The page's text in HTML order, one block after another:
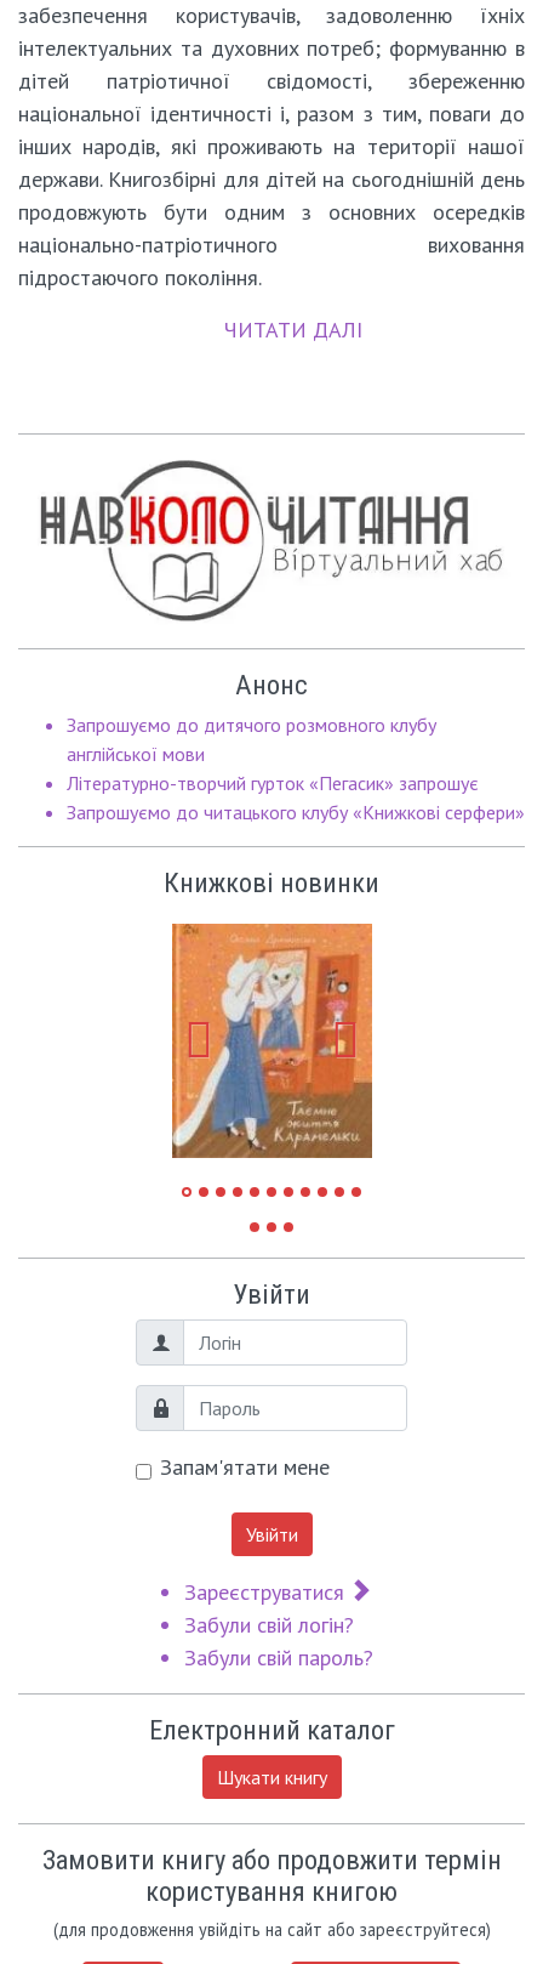
забезпечення користувачів, задоволенню їхніх
інтелектуальних та духовних потреб; формуванню в
дітей патріотичної свідомості, збереженню
національної ідентичності і, разом з тим, поваги до
інших народів, які проживають на території нашої
держави. Книгозбірні для дітей на сьогоднішній день
продовжують бути одним з основних осередків
національно-патріотичного виховання
підростаючого покоління.
ЧИТАТИ ДАЛІ
Анонс
Запрошуємо до дитячого розмовного клубу
англійської мови
Літературно-творчий гурток «Пегасик» запрошує
Запрошуємо до читацького клубу «Книжкові серфери»
Книжкові новинки
Увійти
Логін
Пароль
Запам'ятати мене
Увійти
Зареєструватися
Забули свій логін?
Забули свій пароль?
Електронний каталог
Шукати книгу
Замовити книгу або продовжити термін
користування книгою
(для продовження увійдіть на сайт або зареєструйтеся)